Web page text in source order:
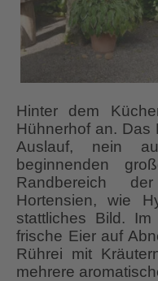
Hinter dem
Hühnerhof an. Das
Auslauf, nein
beginnenden
Randbereich
Hortensien, wie
stattliches Bild.
frische Eier auf
Rührei mit
mehrere